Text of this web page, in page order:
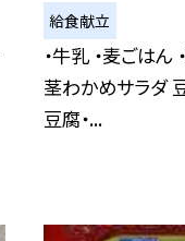
給食献立
・牛乳 ・麦ごはん
茎わかめサラダ
豆腐・...